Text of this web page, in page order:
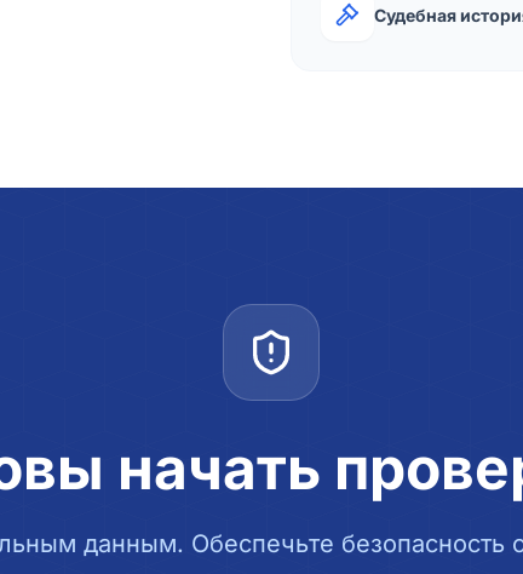
Судебная
начать
данным. Обеспечьте безопасность